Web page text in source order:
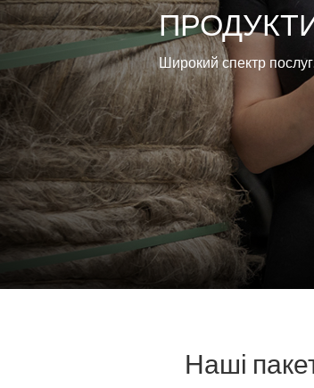
Благоустрій
Змішані
види
діяльності
Широкий спектр
Наші